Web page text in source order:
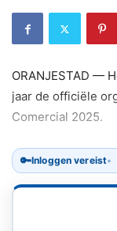
ORANJESTAD —
jaar de officiële
Comercial 2025.
🔑Inloggen vereist